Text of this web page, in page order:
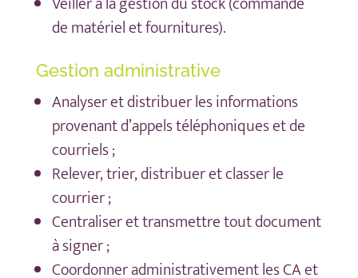
de matériel et fournitures).
Gestion administrative
Analyser et distribuer les informations
provenant d’appels téléphoniques et de
courriels ;
Relever, trier, distribuer et classer le
courrier ;
Centraliser et transmettre tout document
à signer ;
Coordonner administrativement les CA et